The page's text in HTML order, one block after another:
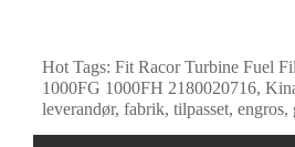
Hot Tags: Fit Racor Turbine Fuel
1000FG 1000FH 2180020716,
leverandør, fabrik, tilpasset,